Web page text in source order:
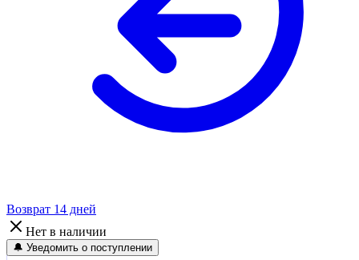
Возврат 14 дней
Нет в наличии
🔔 Уведомить о поступлении